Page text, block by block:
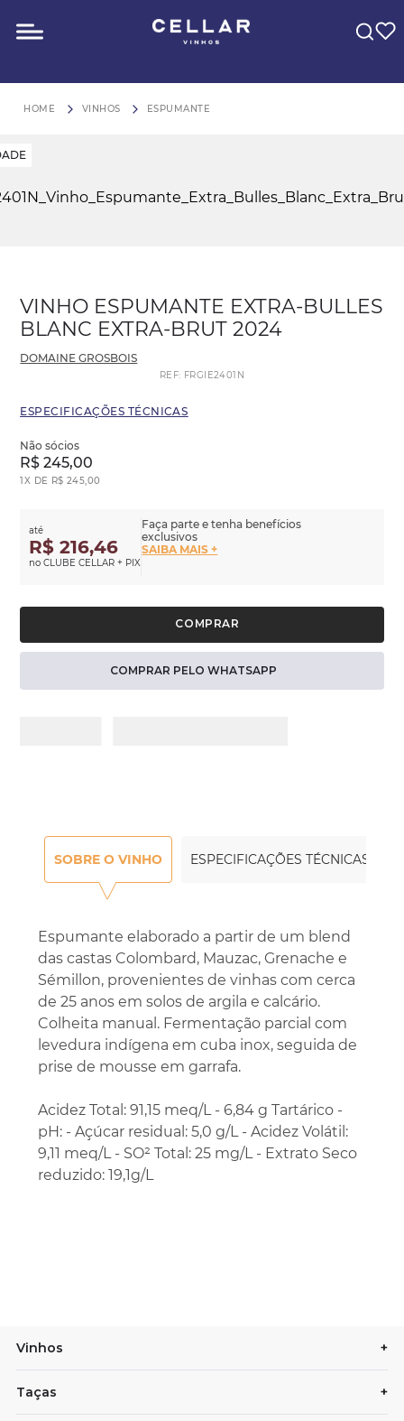
VINHOS ESPUMANTE
VINHO ESPUMANTE EXTRA-BULLES
BLANC EXTRA-BRUT 2024
DOMAINE GROSBOIS
REF: FRGIE2401N
ESPECIFICAÇÕES TÉCNICAS
Não sócios
R$ 245,00
1X DE R$ 245,00
até
R$ 216,46
no CLUBE CELLAR + PIX
Faça parte e tenha benefícios
exclusivos
SAIBA MAIS +
COMPRAR PELO WHATSAPP
SOBRE O VINHO ESPECIFICAÇÕES TÉCNICAS
Espumante elaborado a partir de um blend
das castas Colombard, Mauzac, Grenache e
Sémillon, provenientes de vinhas com cerca
de 25 anos em solos de argila e calcário.
Colheita manual. Fermentação parcial com
levedura indígena em cuba inox, seguida de
prise de mousse em garrafa.
Acidez Total: 91,15 meq/L - 6,84 g Tartárico -
pH: - Açúcar residual: 5,0 g/L - Acidez Volátil:
9,11 meq/L - SO² Total: 25 mg/L - Extrato Seco
reduzido: 19,1g/L
Vinhos +
Taças +